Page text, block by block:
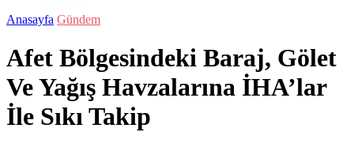
Anasayfa Gündem
Afet Bölgesindeki Baraj, Gölet
Ve Yağış Havzalarına İHA’lar
İle Sıkı Takip